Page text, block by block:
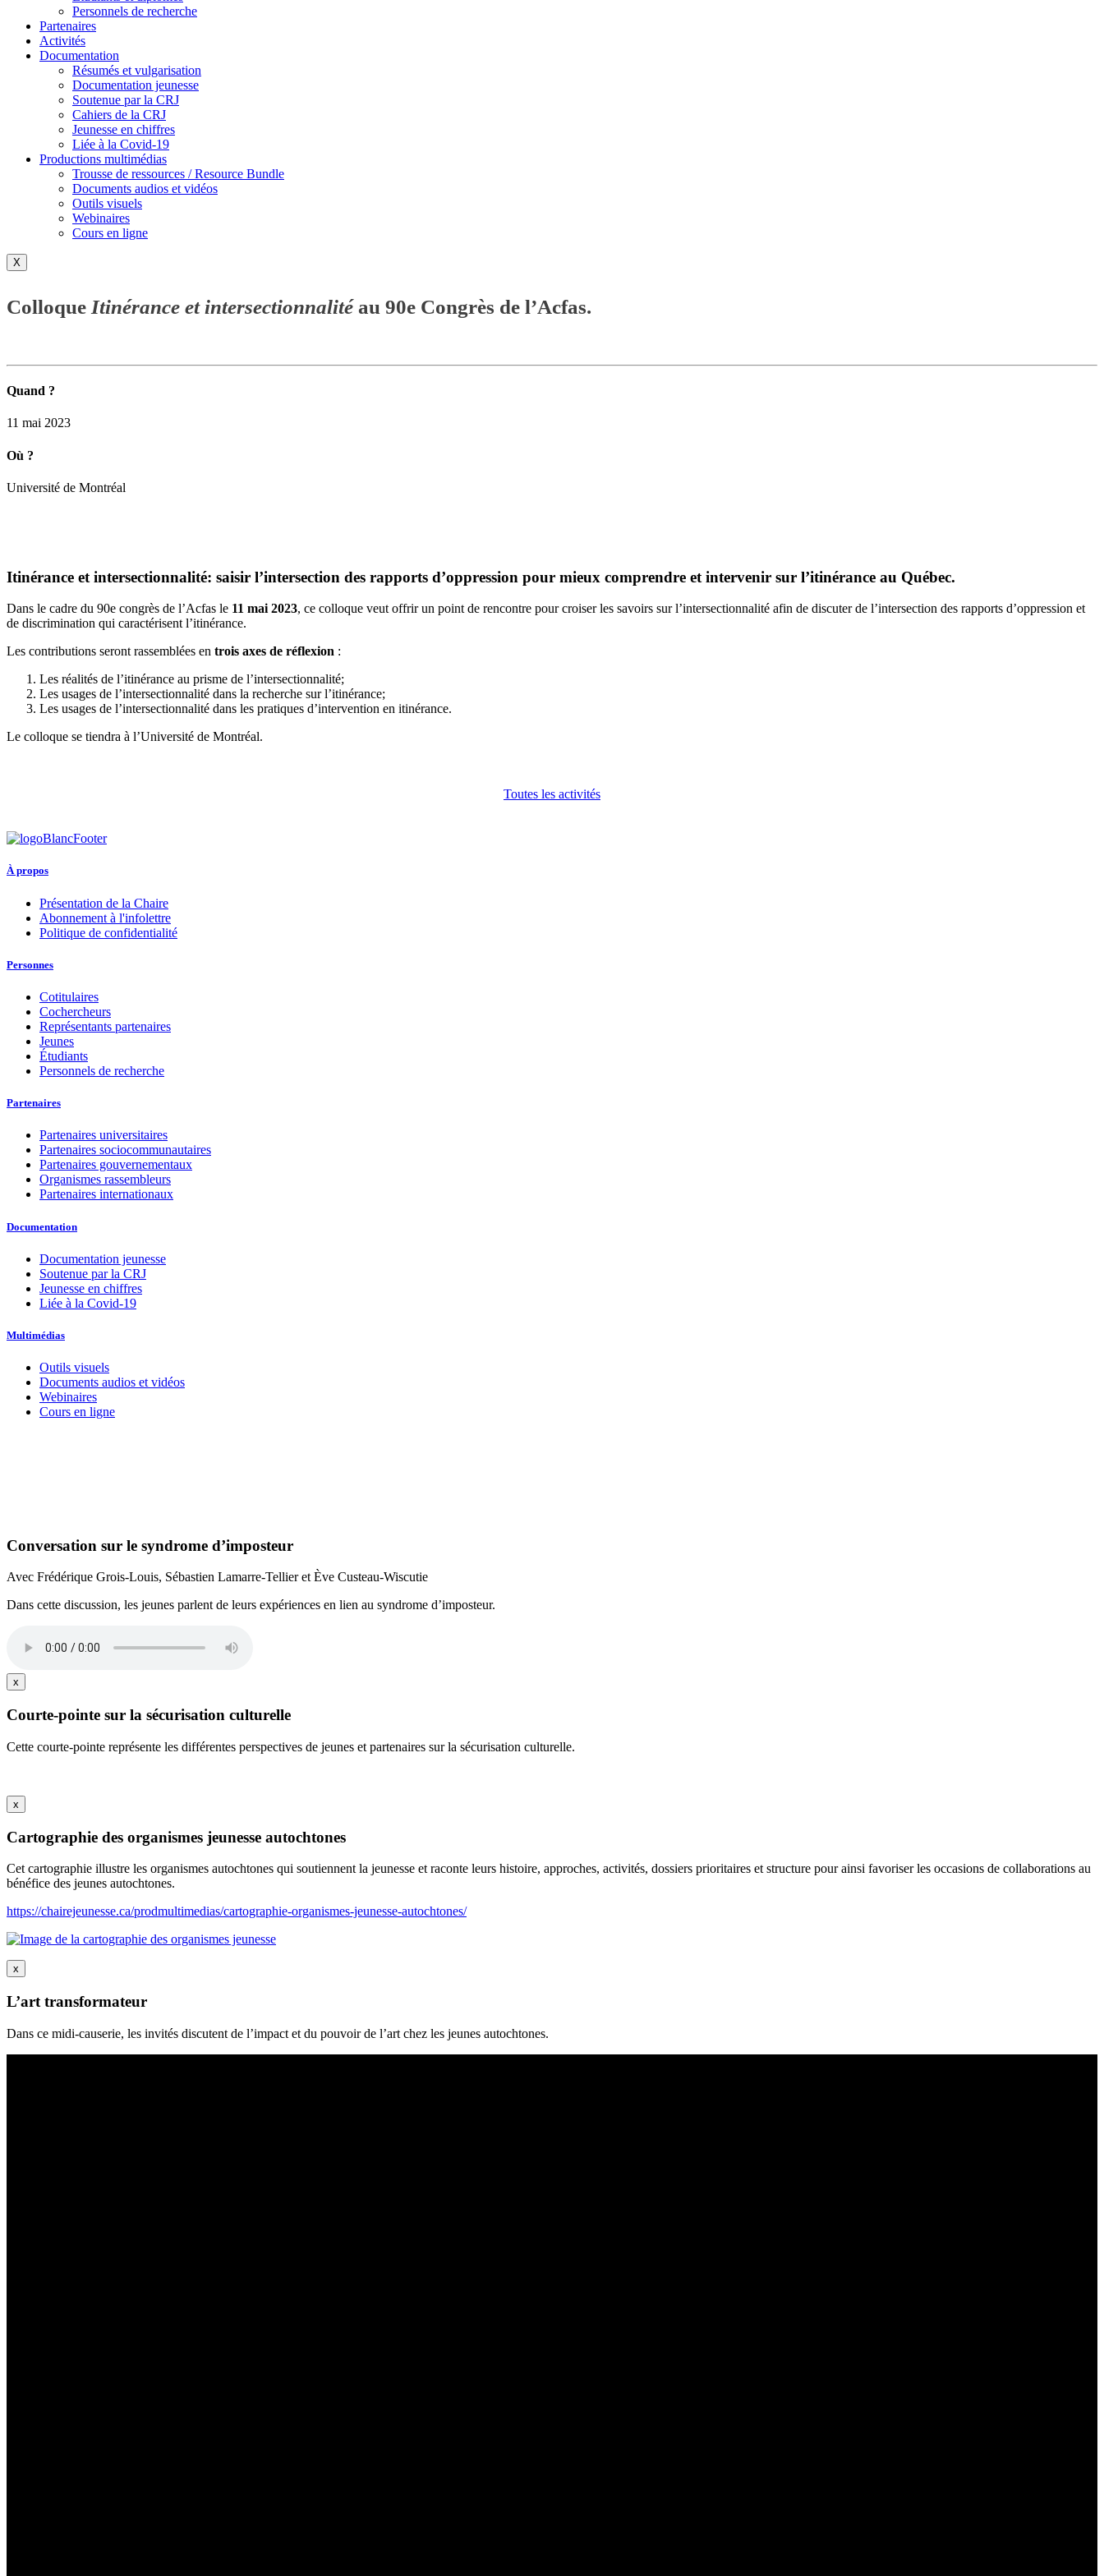
Personnels de recherche
Partenaires
Activités
Documentation
Résumés et vulgarisation
Documentation jeunesse
Soutenue par la CRJ
Cahiers de la CRJ
Jeunesse en chiffres
Liée à la Covid-19
Productions multimédias
Trousse de ressources / Resource Bundle
Documents audios et vidéos
Outils visuels
Webinaires
Cours en ligne
X
Colloque Itinérance et intersectionnalitéau 90e Congrès de l’Acfas.
Quand ?
11 mai 2023
Où ?
Université de Montréal
Itinérance et intersectionnalité: saisir l’intersection des rapports d’oppression pour mieux comprendre et intervenir sur l’itinérance au Québec.
Dans le cadre du 90e congrès de l’Acfas le 11 mai 2023, ce colloque veut offrir un point de rencontre pour croiser les savoirs sur l’intersectionnalité afin de discuter de l’intersection des rapports d’oppression et
de discrimination qui caractérisent l’itinérance.
Les contributions seront rassemblées en trois axes de réflexion :
Les réalités de l’itinérance au prisme de l’intersectionnalité;
Les usages de l’intersectionnalité dans la recherche sur l’itinérance;
Les usages de l’intersectionnalité dans les pratiques d’intervention en itinérance.
Le colloque se tiendra à l’Université de Montréal.
Toutes les activités
À propos
Présentation de la Chaire
Abonnement à l'infolettre
Politique de confidentialité
Personnes
Cotitulaires
Cochercheurs
Représentants partenaires
Jeunes
Étudiants
Personnels de recherche
Partenaires
Partenaires universitaires
Partenaires sociocommunautaires
Partenaires gouvernementaux
Organismes rassembleurs
Partenaires internationaux
Documentation
Documentation jeunesse
Soutenue par la CRJ
Jeunesse en chiffres
Liée à la Covid-19
Multimédias
Outils visuels
Documents audios et vidéos
Webinaires
Cours en ligne
Conversation sur le syndrome d’imposteur
Avec Frédérique Grois-Louis, Sébastien Lamarre-Tellier et Ève Custeau-Wiscutie
Dans cette discussion, les jeunes parlent de leurs expériences en lien au syndrome d’imposteur.
x
Courte-pointe sur la sécurisation culturelle
Cette courte-pointe représente les différentes perspectives de jeunes et partenaires sur la sécurisation culturelle.
x
Cartographie des organismes jeunesse autochtones
Cet cartographie illustre les organismes autochtones qui soutiennent la jeunesse et raconte leurs histoire, approches, activités, dossiers prioritaires et structure pour ainsi favoriser les occasions de collaborations au
bénéfice des jeunes autochtones.
https://chairejeunesse.ca/prodmultimedias/cartographie-organismes-jeunesse-autochtones/
x
L’art transformateur
Dans ce midi-causerie, les invités discutent de l’impact et du pouvoir de l’art chez les jeunes autochtones.